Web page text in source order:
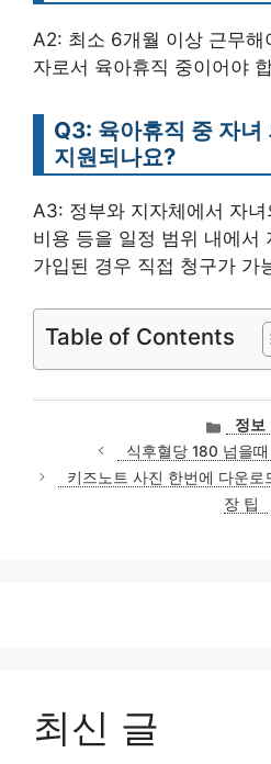
A2: 최소 6개월 이상 근무해
자로서 육아휴직 중이어야
Q3: 육아휴직 중 자녀
지원되나요?
A3: 정부와 지자체에서 자
비용 등을 일정 범위 내에서
가입된 경우 직접 청구가 가
Table of Contents
카
테
고
리
정보
식후혈당 180 넘을
키즈노트 사진 한번에 다운
장 팁
최신 글